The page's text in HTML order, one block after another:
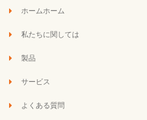
ホームホーム
私たちに関しては
製品
サービス
よくある質問